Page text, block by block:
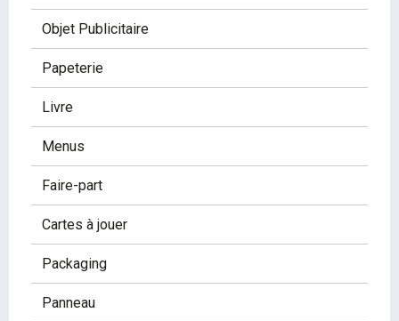
Objet Publicitaire
Papeterie
Livre
Menus
Faire-part
Cartes à jouer
Packaging
Panneau